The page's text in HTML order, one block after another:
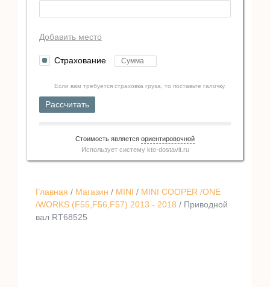
Главная / Магазин / MINI / MINI COOPER /ONE
/WORKS (F55,F56,F57) 2013 - 2018 / Приводной
вал RT68525
Добавить место
Страхование
Если вам требуется страховка груза, то поставьте галочку.
Рассчитать
Стоимость является ориентировочной
Использует систему kto-dostavit.ru